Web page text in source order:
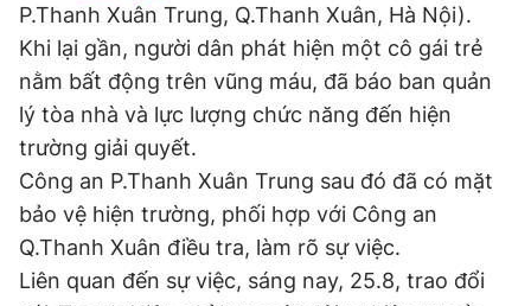
Đọc Thanh Niên trên điện thoại
Theo dõi báo trên
P.Thanh Xuân Trung, Q.Thanh Xuân, Hà Nội).
Khi lại gần, người dân phát hiện một cô gái trẻ
nằm bất động trên vũng máu, đã báo ban quản
lý tòa nhà và lực lượng chức năng đến hiện
trường giải quyết.
Công an P.Thanh Xuân Trung sau đó đã có mặt
bảo vệ hiện trường, phối hợp với Công an
Q.Thanh Xuân điều tra, làm rõ sự việc.
Liên quan đến sự việc, sáng nay, 25.8, trao đổi